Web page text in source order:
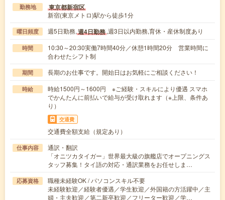
勤務地 東京都新宿区
新宿(東京メトロ)駅から徒歩1分
曜日頻度 週5日勤務,週4日勤務,週3日以内勤務,育休・産休制度あり
時間
10:30～20:30実働7時間40分／休憩1時間20分 営業時間に
合わせたシフト制
期間 長期のお仕事です。開始日はお気軽にご相談ください！
時給
時給1500円～1600円 ※ご経験・スキルにより優遇 スマホ
でかんたんに前払いで給与が受け取れます（※上限、条件あ
り）
交通費
交通費全額支給（規定あり）
仕事内容
通訳・翻訳
「オニツカタイガー」世界最大級の旗艦店でオープニングス
タッフ募集！タイ語の対応・通訳業務をお任せしま…
応募資格
職種未経験OK / パソコンスキル不要
未経験歓迎／経験者優遇／学生歓迎／外国籍の方活躍中／主
婦・主夫歓迎／第二新卒歓迎／フリーター歓迎／学…